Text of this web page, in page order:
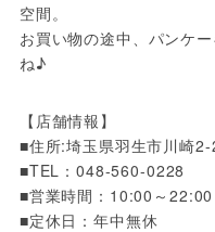
空間。
お買い物の途中、パンケ
ね♪
【店舗情報】
■住所:埼玉県羽生市川崎
■TEL：048-560-0228
■営業時間：10:00～22:00
■定休日：年中無休